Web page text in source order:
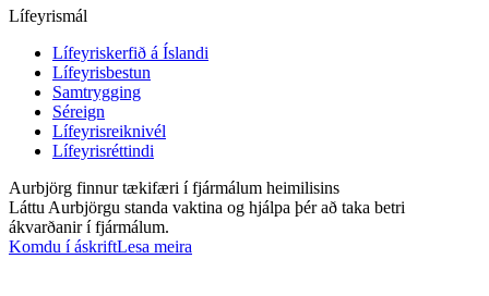
Lífeyrismál
Lífeyriskerfið á Íslandi
Lífeyrisbestun
Samtrygging
Séreign
Lífeyrisreiknivél
Lífeyrisréttindi
Aurbjörg finnur tækifæri í fjármálum heimilisins
Láttu Aurbjörgu standa vaktina og hjálpa þér að taka betri
ákvarðanir í fjármálum.
Komdu í áskriftLesa meira